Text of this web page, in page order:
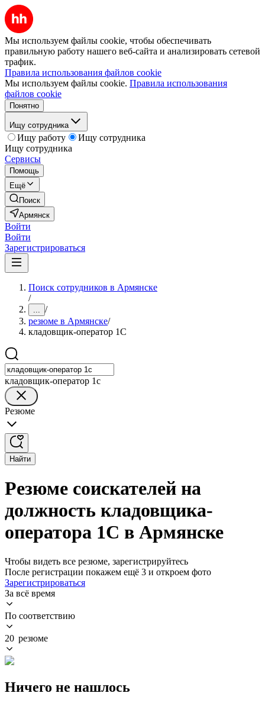
Мы используем файлы cookie, чтобы обеспечивать
правильную работу нашего веб-сайта и анализировать сетевой
трафик.
Правила использования файлов cookie
Мы используем файлы cookie. Правила использования
файлов cookie
Понятно
Ищу сотрудника
Ищу работу
Ищу сотрудника
Ищу сотрудника
Сервисы
Помощь
Ещё
Поиск
Армянск
Войти
Войти
Зарегистрироваться
Поиск сотрудников в Армянске
/
... /
резюме в Армянске/
кладовщик-оператор 1С
кладовщик-оператор 1с
Резюме
Найти
Резюме соискателей на
должность кладовщика-
оператора 1С в Армянске
Чтобы видеть все резюме, зарегистрируйтесь
После регистрации покажем ещё 3 и откроем фото
Зарегистрироваться
За всё время
По соответствию
20 резюме
Ничего не нашлось